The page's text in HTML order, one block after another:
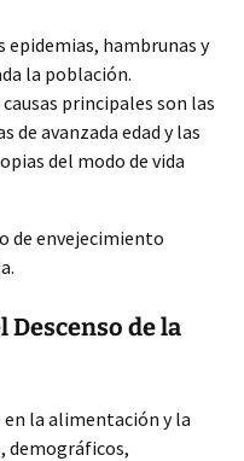
epidemias, hambrunas y
la población.
principales son las
de avanzada edad y las
del modo de vida
de envejecimiento
Descenso de la
en la alimentación y la
demográficos,